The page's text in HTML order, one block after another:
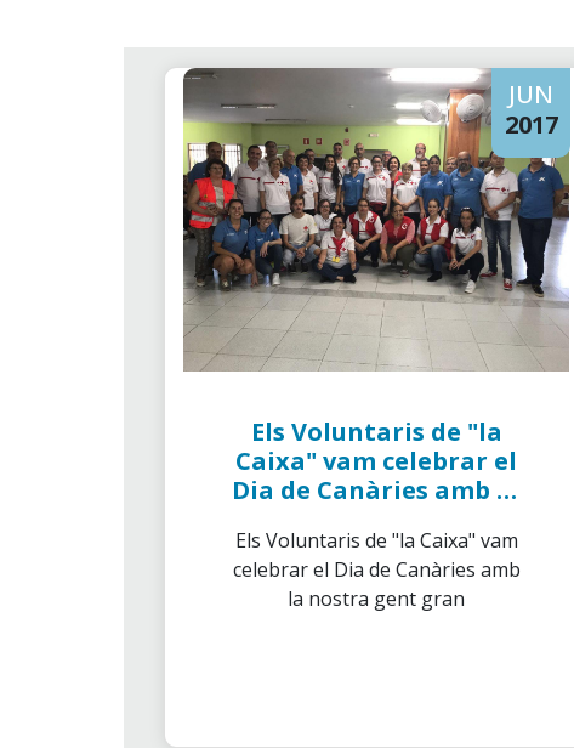
JUN
2017
Els Voluntaris de "la
Caixa" vam celebrar el
Dia de Canàries amb la
Els Voluntaris de "la Caixa" vam
celebrar el Dia de Canàries amb
la nostra gent gran